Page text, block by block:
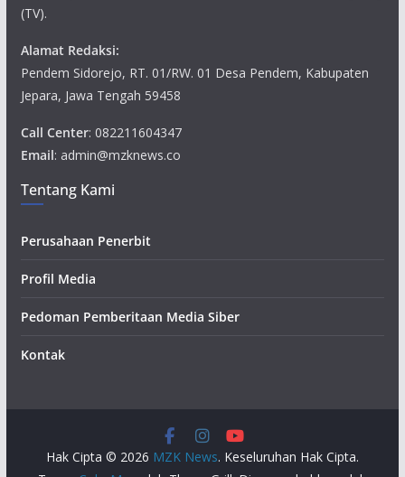
(TV).
Alamat Redaksi:
Pendem Sidorejo, RT. 01/RW. 01 Desa Pendem, Kabupaten
Jepara, Jawa Tengah 59458
Call Center: 082211604347
Email: admin@mzknews.co
Tentang Kami
Perusahaan Penerbit
Profil Media
Pedoman Pemberitaan Media Siber
Kontak
Hak Cipta © 2026 MZK News. Keseluruhan Hak Cipta.